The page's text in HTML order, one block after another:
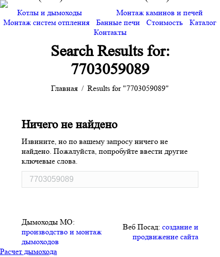
Котлы и дымоходы
Монтаж каминов и печей
Монтаж систем отпления
Банные печи Стоимость
Каталог
Контакты
Search Results for:
7703059089
You are here:Главная Results for "7703059089"
Ничего не найдено
Извините, но по вашему запросу ничего не
найдено. Пожалуйста, попробуйте ввести другие
ключевые слова.
Дымоходы МО:
производство и монтаж
дымоходов
Веб Посад: создание и
продвижение сайта
Расчет дымохода